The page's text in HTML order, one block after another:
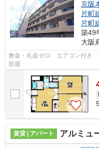
京阪
片町
片町
築49
大阪
敷金・礼金ゼロ エアコン付き
部屋
賃貸 | アパート アルミュ